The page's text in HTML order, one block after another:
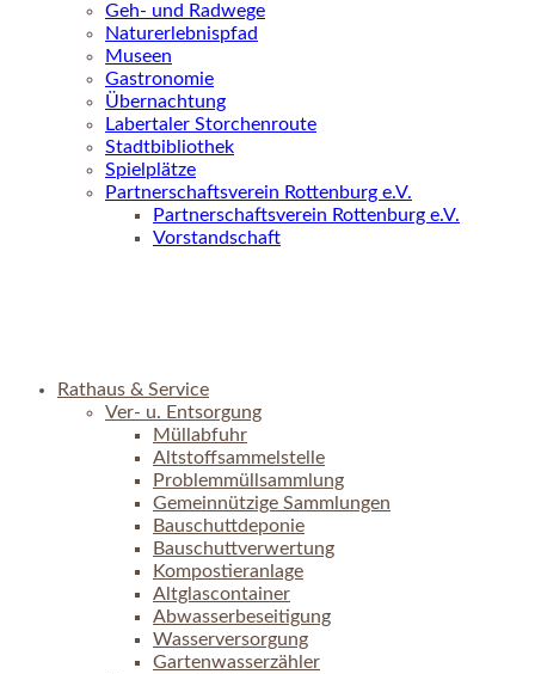
Geh- und Radwege
Naturerlebnispfad
Museen
Gastronomie
Übernachtung
Labertaler Storchenroute
Stadtbibliothek
Spielplätze
Partnerschaftsverein Rottenburg e.V.
Partnerschaftsverein Rottenburg e.V.
Vorstandschaft
Rathaus & Service
Ver- u. Entsorgung
Müllabfuhr
Altstoffsammelstelle
Problemmüllsammlung
Gemeinnützige Sammlungen
Bauschuttdeponie
Bauschuttverwertung
Kompostieranlage
Altglascontainer
Abwasserbeseitigung
Wasserversorgung
Gartenwasserzähler